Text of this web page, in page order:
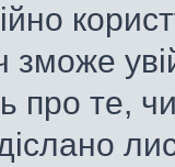
зможе
про те,